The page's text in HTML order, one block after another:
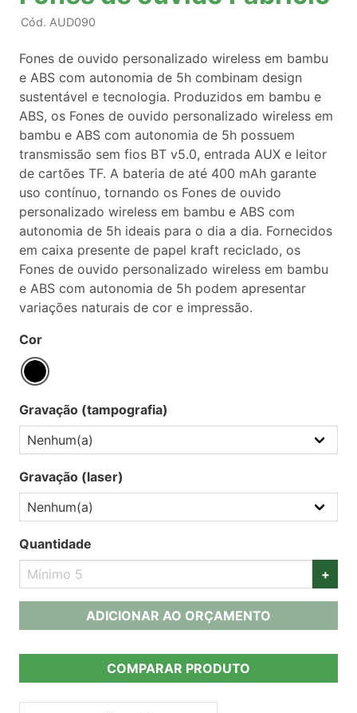
Cód. AUD090
Fones de ouvido personalizado wireless em bambu
e ABS com autonomia de 5h combinam design
sustentável e tecnologia. Produzidos em bambu e
ABS, os Fones de ouvido personalizado wireless em
bambu e ABS com autonomia de 5h possuem
transmissão sem fios BT v5.0, entrada AUX e leitor
de cartões TF. A bateria de até 400 mAh garante
uso contínuo, tornando os Fones de ouvido
personalizado wireless em bambu e ABS com
autonomia de 5h ideais para o dia a dia. Fornecidos
em caixa presente de papel kraft reciclado, os
Fones de ouvido personalizado wireless em bambu
e ABS com autonomia de 5h podem apresentar
variações naturais de cor e impressão.
Cor
Gravação (tampografia)
Gravação (laser)
Quantidade
+
ADICIONAR AO ORÇAMENTO
COMPARAR PRODUTO